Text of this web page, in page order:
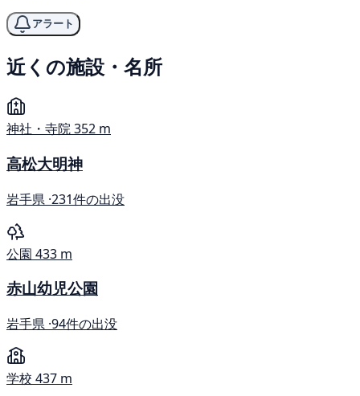
アラート
近くの施設・名所
神社・寺院352 m
高松大明神
岩手県 ·231件の出没
公園 433 m
赤山幼児公園
岩手県 ·94件の出没
学校 437 m